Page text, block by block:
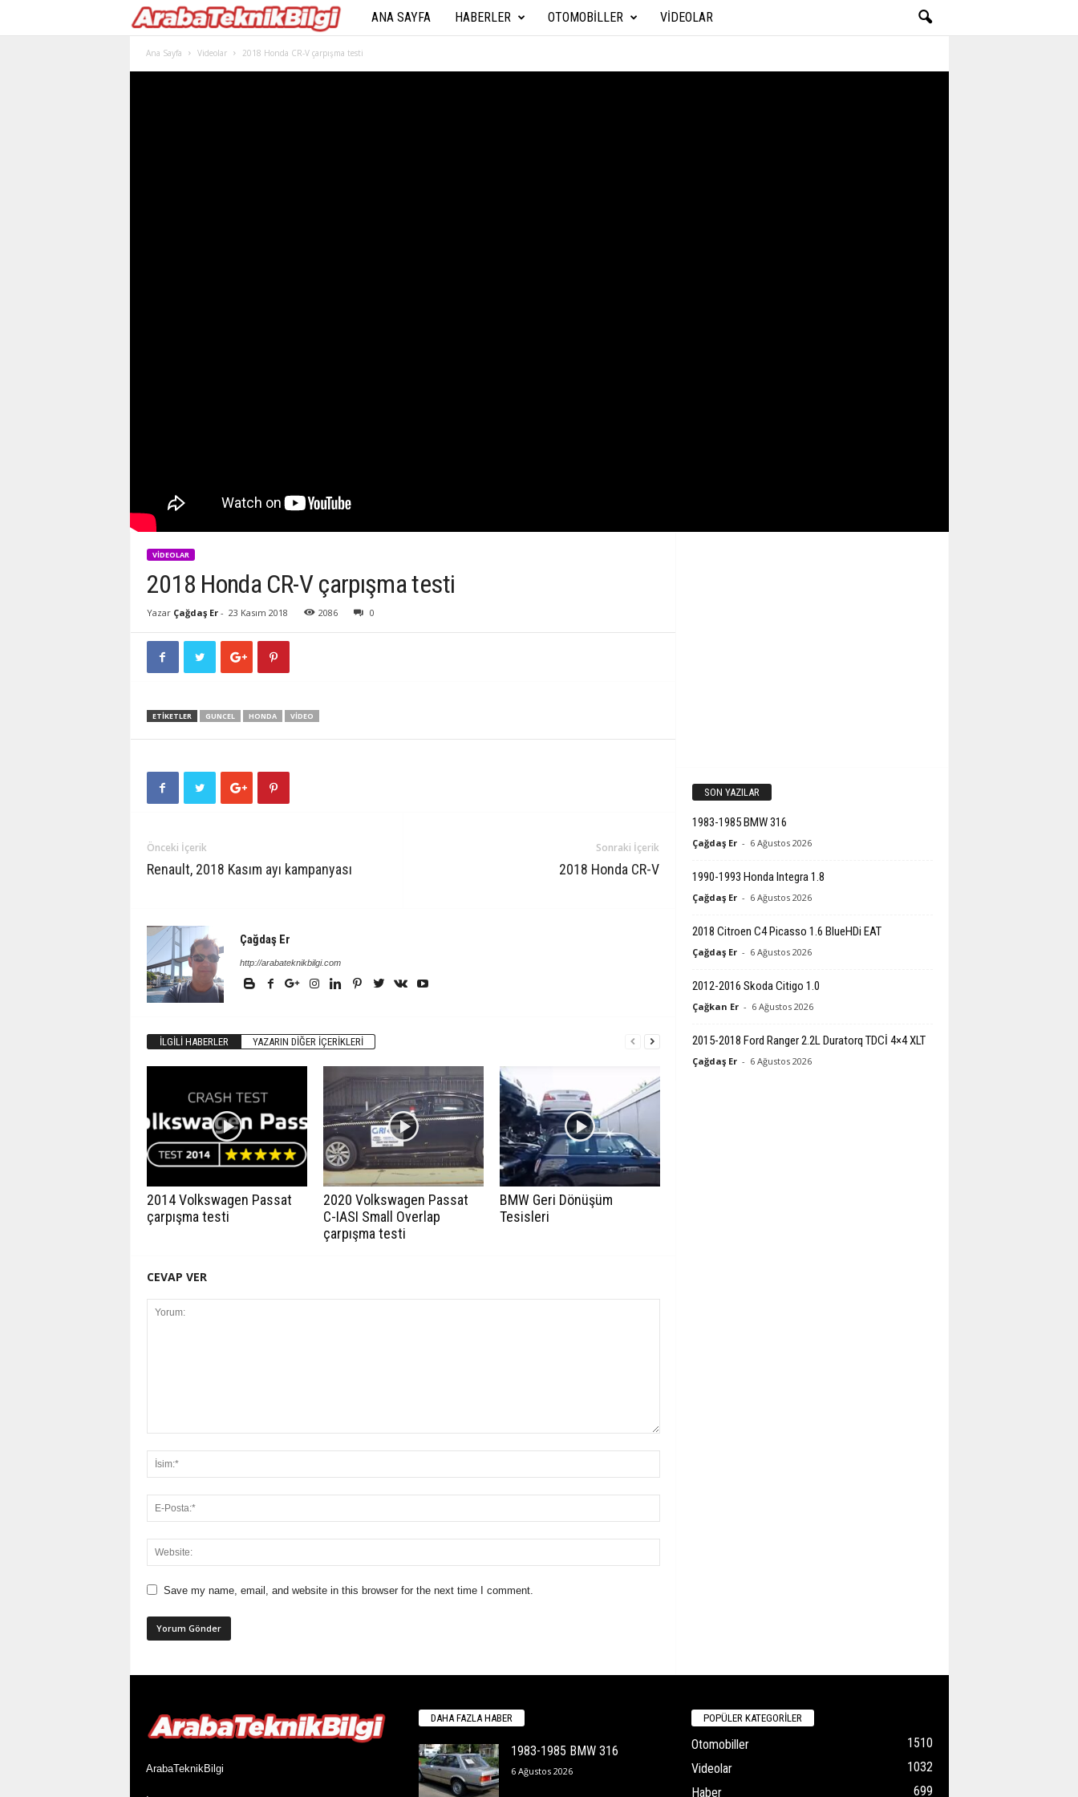
r
ANA SAYFA HABERLER OTOMOBILLER VIDEOLAR
Ana Sayfa Videolar 2018 Honda CR-V çarpışma testi
VIDEOLAR
2018 Honda CR-V çarpışma testi
Yazar Çağdaş Er- 23 Kasım 2018 2086 0
ETIKETLER GUNCEL HONDA VIDEO
Önceki İçerik
Renault, 2018 Kasım ayı kampanyası
Sonraki İçerik
2018 Honda CR-V
Çağdaş Er
http://arabateknikbilgi.com
İLGILI HABERLER YAZARIN DIĞER İÇERIKLERI
2014 Volkswagen Passat
çarpışma testi
2020 Volkswagen Passat
C-IASI Small Overlap
çarpışma testi
BMW Geri Dönüşüm
Tesisleri
CEVAP VER
Save my name, email, and website in this browser for the next time I comment.
SON YAZILAR
1983-1985 BMW 316
Çağdaş Er - 6 Ağustos 2026
1990-1993 Honda Integra 1.8
Çağdaş Er - 6 Ağustos 2026
2018 Citroen C4 Picasso 1.6 BlueHDi EAT
Çağdaş Er - 6 Ağustos 2026
2012-2016 Skoda Citigo 1.0
Çağkan Er - 6 Ağustos 2026
2015-2018 Ford Ranger 2.2L Duratorq TDCİ 4×4 XLT
Çağdaş Er - 6 Ağustos 2026
ArabaTeknikBilgi
DAHA FAZLA HABER
1983-1985 BMW 316
6 Ağustos 2026
POPÜLER KATEGORİLER
Otomobiller
1510
Videolar
1032
Haber
699